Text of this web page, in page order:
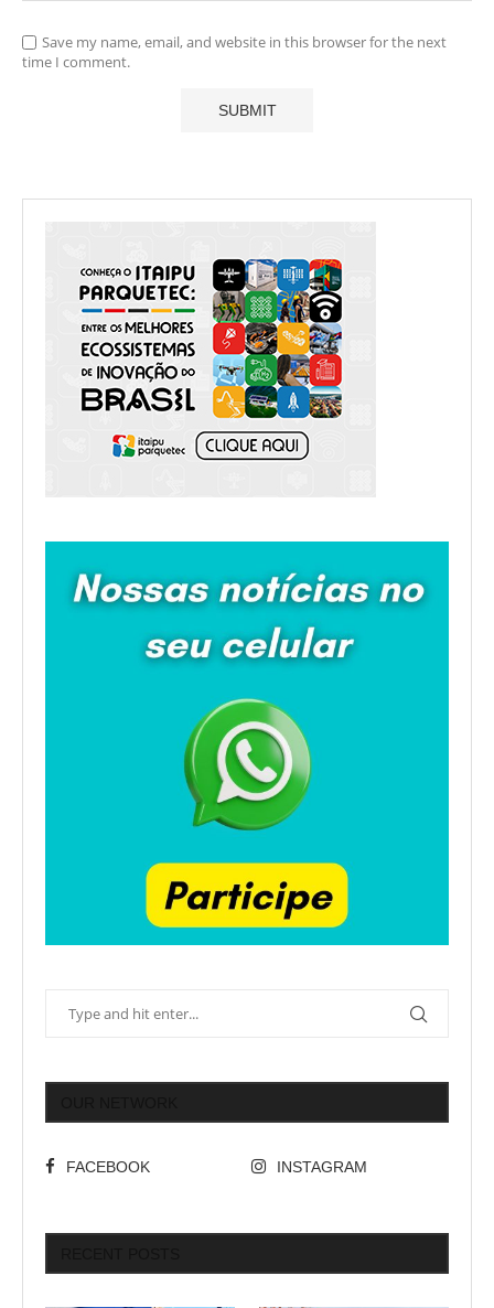
Save my name, email, and website in this browser for the next
time I comment.
FACEBOOK INSTAGRAM